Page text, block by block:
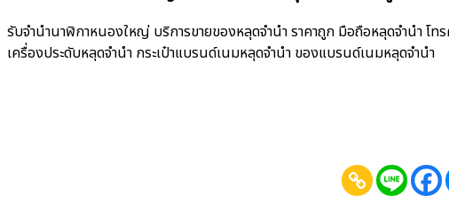
รับจำนำนาฬิกาหนองใหญ่ บริการขายของหลุดจำนำ ราคาถูก มือถือหลุดจำนำ โ
เครื่องประดับหลุดจำนำ กระเป๋าแบรนด์เนมหลุดจำนำ ของแบรนด์เนมหลุดจำนำ